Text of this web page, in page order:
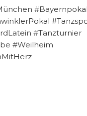
#Tanzturnier
#Weilheim